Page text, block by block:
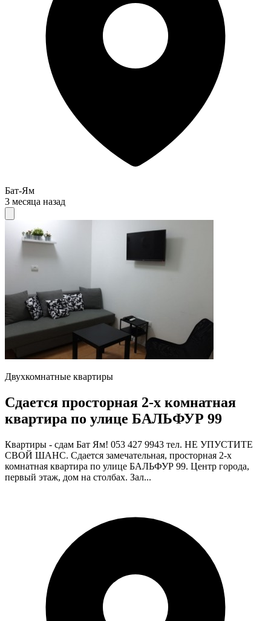
Бат-Ям
3 месяца назад
Двухкомнатные квартиры
Сдается просторная 2-х комнатная
квартира по улице БАЛЬФУР 99
Квартиры - сдам Бат Ям! 053 427 9943 тел. НЕ УПУСТИТЕ
СВОЙ ШАНС. Сдается замечательная, просторная 2-х
комнатная квартира по улице БАЛЬФУР 99. Центр города,
первый этаж, дом на столбах. Зал...